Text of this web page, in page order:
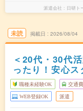
派遣会社 日研ト
未読 掲載日 2026/08/04
＜20代・30代
ったり！安心ス
職種未経験OK 交通
WEB登録OK 派遣